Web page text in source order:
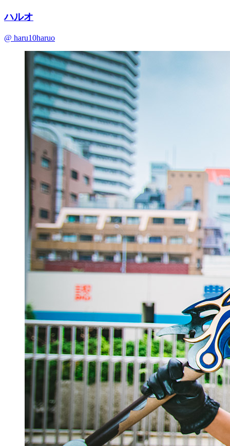
ハルオ
@ haru10haruo